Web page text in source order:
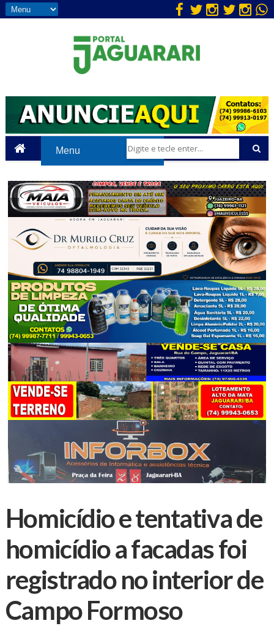
Homicídio e tentativa de
homicídio a facadas foi
registrado no interior de
Campo Formoso